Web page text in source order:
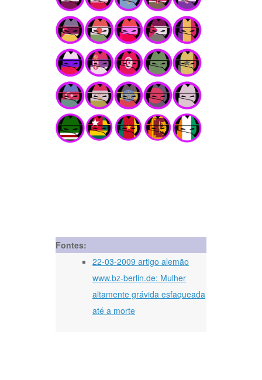
Fontes:
22-03-2009 artigo alemão
www.bz-berlin.de: Mulher
altamente grávida esfaqueada
até a morte